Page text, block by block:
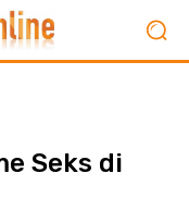
Seks di